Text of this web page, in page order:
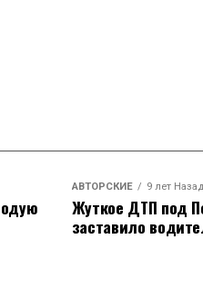
АВТОРСКИЕ 9 лет Назад
Жуткое ДТП под
заставило